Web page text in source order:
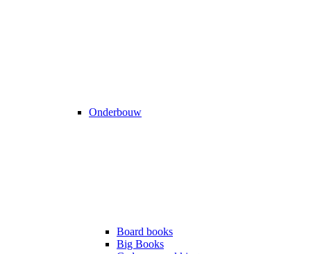
Onderbouw
Board books
Big Books